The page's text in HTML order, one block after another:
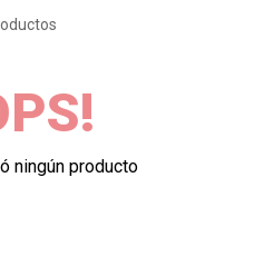
ningún producto